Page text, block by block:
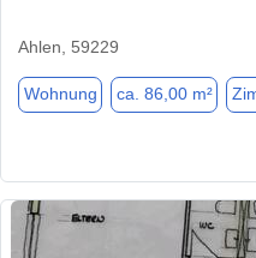
Ahlen, 59229
Wohnung ca. 86,00 m²